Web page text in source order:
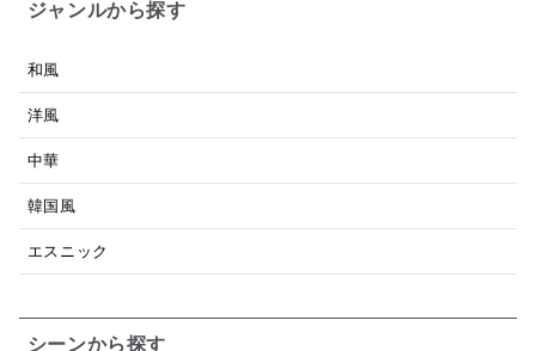
ジャンルから探す
和風
洋風
中華
韓国風
エスニック
シーンから探す